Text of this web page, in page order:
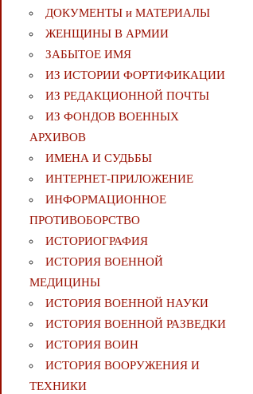
ДОКУМЕНТЫ и МАТЕРИАЛЫ
ЖЕНЩИНЫ В АРМИИ
ЗАБЫТОЕ ИМЯ
ИЗ ИСТОРИИ ФОРТИФИКАЦИИ
ИЗ РЕДАКЦИОННОЙ ПОЧТЫ
ИЗ ФОНДОВ ВОЕННЫХ
АРХИВОВ
ИМЕНА И СУДЬБЫ
ИНТЕРНЕТ-ПРИЛОЖЕНИЕ
ИНФОРМАЦИОННОЕ
ПРОТИВОБОРСТВО
ИСТОРИОГРАФИЯ
ИСТОРИЯ ВОЕННОЙ
МЕДИЦИНЫ
ИСТОРИЯ ВОЕННОЙ НАУКИ
ИСТОРИЯ ВОЕННОЙ РАЗВЕДКИ
ИСТОРИЯ ВОИН
ИСТОРИЯ ВООРУЖЕНИЯ И
ТЕХНИКИ